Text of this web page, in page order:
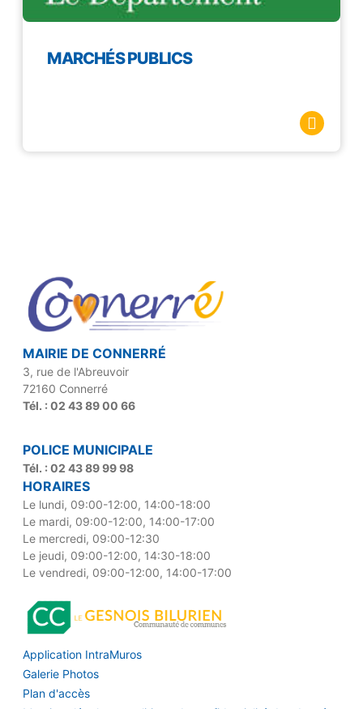
MARCHÉS PUBLICS
MAIRIE DE CONNERRÉ
3, rue de l'Abreuvoir
72160 Connerré
Tél. : 02 43 89 00 66
POLICE MUNICIPALE
Tél. : 02 43 89 99 98
HORAIRES
Le lundi, 09:00-12:00, 14:00-18:00
Le mardi, 09:00-12:00, 14:00-17:00
Le mercredi, 09:00-12:30
Le jeudi, 09:00-12:00, 14:30-18:00
Le vendredi, 09:00-12:00, 14:00-17:00
Application IntraMuros
Galerie Photos
Plan d'accès